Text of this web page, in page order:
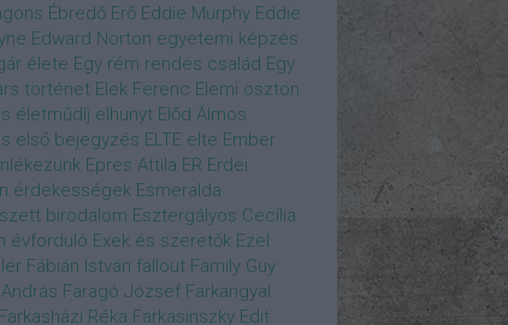
Ébredő Erő Eddie Murphy Eddie
Edward Norton egyetemi képzés
élete Egy rém rendes család Egy
történet Elek Ferenc Elemi ösztön
életműdíj elhunyt Előd Álmos
első bejegyzés ELTE elte Ember
Epres Attila ER Erdei
érdekességek Esmeralda
birodalom Esztergályos Cecília
évforduló Exek és szeretők Ezel
Fábián István fallout Family Guy
Faragó József Farkangyal
Farkasházi Réka Farkasinszky Edit